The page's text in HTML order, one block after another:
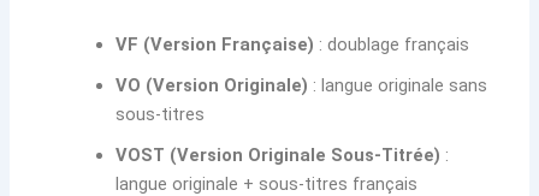
VF (Version Française) : doublage français
VO (Version Originale) : langue originale sans
sous-titres
VOST (Version Originale Sous-Titrée) :
langue originale + sous-titres français